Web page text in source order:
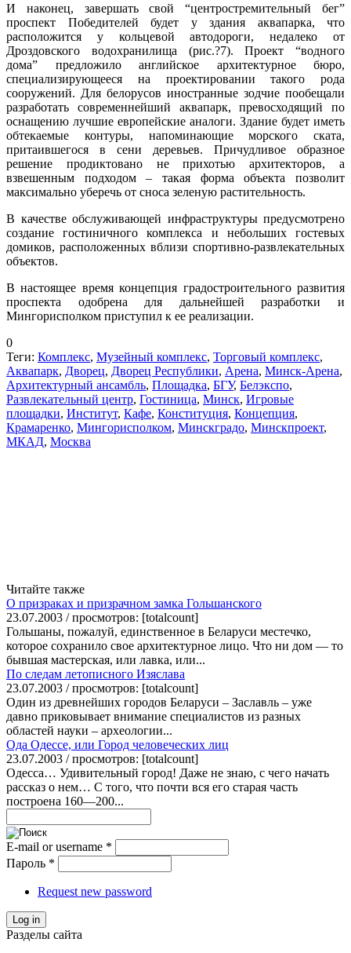
И наконец, завершать свой “центростремительный бег”
проспект Победителей будет у здания аквапарка, что
расположится у кольцевой автодороги, недалеко от
Дроздовского водохранилища (рис.?7). Проект “водного
дома” предложило английское архитектурное бюро,
специализирующееся на проектировании такого рода
сооружений. Для белорусов иностранные зодчие пообещали
разработать современнейший аквапарк, превосходящий по
оснащению лучшие европейские аналоги. Здание будет иметь
обтекаемые контуры, напоминающие морского ската,
притаившегося в сени деревьев. Причудливое образное
решение продиктовано не прихотью архитекторов, а
взвешенным подходом – такая форма объекта позволит
максимально уберечь от сноса зеленую растительность.
В качестве обслуживающей инфраструктуры предусмотрено
создание гостиничного комплекса и небольших гостевых
домиков, расположенных вблизи спортивно-развлекательных
объектов.
В настоящее время концепция градостроительного развития
проспекта одобрена для дальнейшей разработки и
Мингорисполком приступил к ее реализации.
0
Теги: Комплекс, Музейный комплекс, Торговый комплекс,
Аквапарк, Дворец, Дворец Республики, Арена, Минск-Арена,
Архитектурный ансамбль, Площадка, БГУ, Белэкспо,
Развлекательный центр, Гостиница, Минск, Игровые
площадки, Институт, Кафе, Конституция, Концепция,
Крамаренко, Мингорисполком, Минскградо, Минскпроект,
МКАД, Москва
Читайте также
О призраках и призрачном замка Гольшанского
23.07.2003 / просмотров: [totalcount]
Гольшаны, пожалуй, единственное в Беларуси местечко,
которое сохранило свое архитектурное лицо. Что ни дом — то
бывшая мастерская, или лавка, или...
По следам летописного Изяслава
23.07.2003 / просмотров: [totalcount]
Один из древнейших городов Беларуси – Заславль – уже
давно приковывает внимание специалистов из разных
областей науки – археологии...
Ода Одессе, или Город человеческих лиц
23.07.2003 / просмотров: [totalcount]
Одесса… Удивительный город! Даже не знаю, с чего начать
рассказ о нем… С того, что почти вся его старая часть
построена 160—200...
E-mail or username *
Пароль *
Request new password
Log in
Разделы сайта